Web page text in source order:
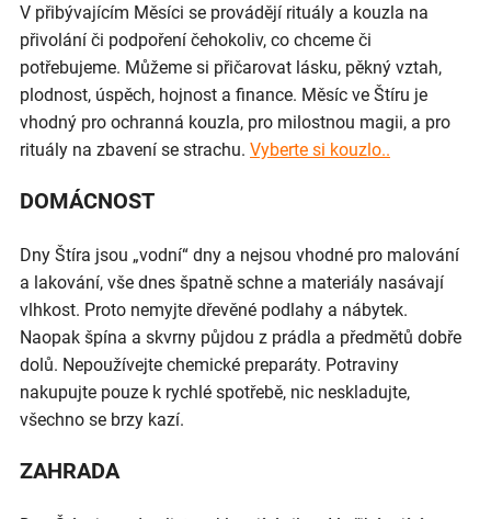
V přibývajícím Měsíci se provádějí rituály a kouzla na
přivolání či podpoření čehokoliv, co chceme či
potřebujeme. Můžeme si přičarovat lásku, pěkný vztah,
plodnost, úspěch, hojnost a finance. Měsíc ve Štíru je
vhodný pro ochranná kouzla, pro milostnou magii, a pro
rituály na zbavení se strachu. Vyberte si kouzlo..
DOMÁCNOST
Dny Štíra jsou „vodní“ dny a nejsou vhodné pro malování
a lakování, vše dnes špatně schne a materiály nasávají
vlhkost. Proto nemyjte dřevěné podlahy a nábytek.
Naopak špína a skvrny půjdou z prádla a předmětů dobře
dolů. Nepoužívejte chemické preparáty. Potraviny
nakupujte pouze k rychlé spotřebě, nic neskladujte,
všechno se brzy kazí.
ZAHRADA